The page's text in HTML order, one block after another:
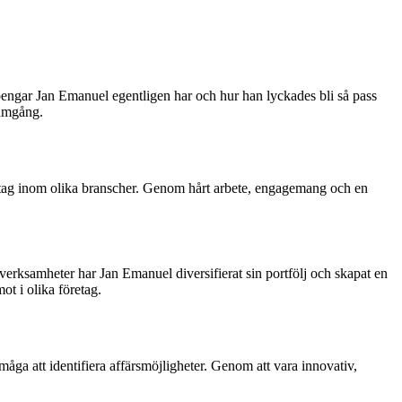
Jan Emanuel egentligen har och hur han lyckades bli så pass
inom olika branscher. Genom hårt arbete, engagemang och en
har Jan Emanuel diversifierat sin portfölj och skapat en
i olika företag.
att identifiera affärsmöjligheter. Genom att vara innovativ,